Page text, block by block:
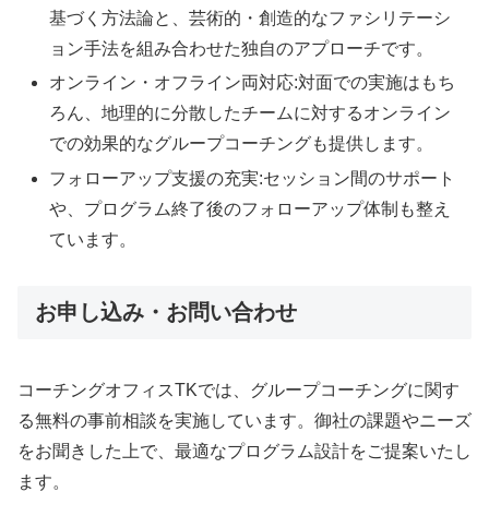
基づく方法論と、芸術的・創造的なファシリテーシ
ョン手法を組み合わせた独自のアプローチです。
オンライン・オフライン両対応:対面での実施はもち
ろん、地理的に分散したチームに対するオンライン
での効果的なグループコーチングも提供します。
フォローアップ支援の充実:セッション間のサポート
や、プログラム終了後のフォローアップ体制も整え
ています。
お申し込み・お問い合わせ
コーチングオフィスTKでは、グループコーチングに関す
る無料の事前相談を実施しています。御社の課題やニーズ
をお聞きした上で、最適なプログラム設計をご提案いたし
ます。